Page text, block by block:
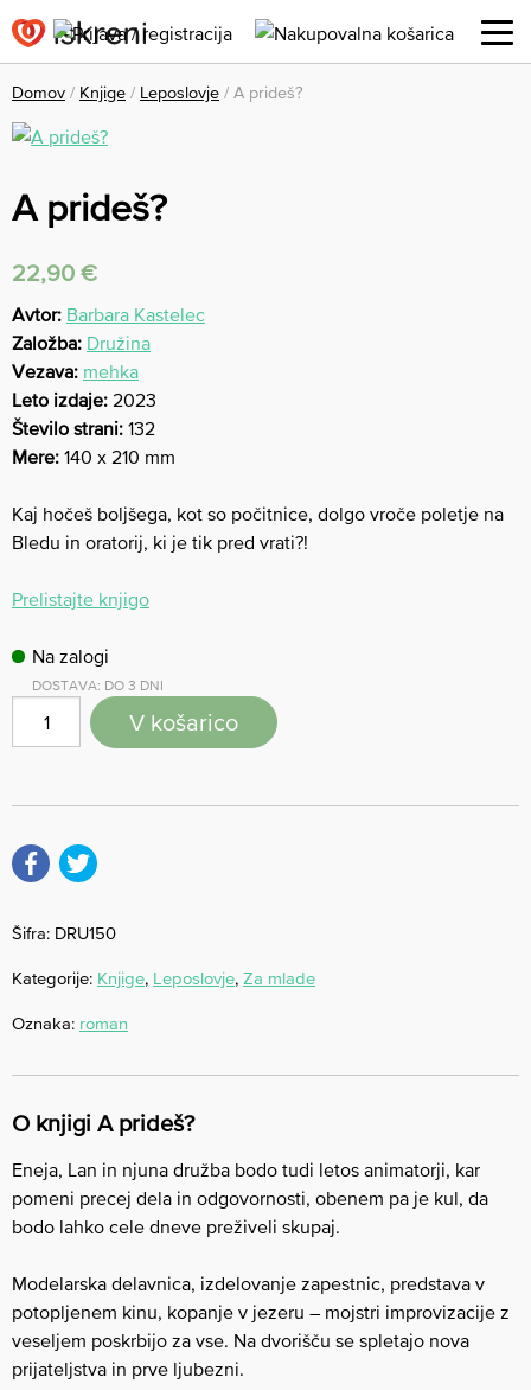
Domov / Knjige / Leposlovje / A prideš?
A prideš?
22,90 €
Avtor: Barbara Kastelec
Založba: Družina
Vezava: mehka
Leto izdaje: 2023
Število strani: 132
Mere: 140 x 210 mm
Kaj hočeš boljšega, kot so počitnice, dolgo vroče poletje na
Bledu in oratorij, ki je tik pred vrati?!
Prelistajte knjigo
Na zalogi
DOSTAVA: DO 3 DNI
V košarico
Šifra: DRU150
Kategorije: Knjige, Leposlovje, Za mlade
Oznaka: roman
O knjigi A prideš?
Eneja, Lan in njuna družba bodo tudi letos animatorji, kar
pomeni precej dela in odgovornosti, obenem pa je kul, da
bodo lahko cele dneve preživeli skupaj.
Modelarska delavnica, izdelovanje zapestnic, predstava v
potopljenem kinu, kopanje v jezeru – mojstri improvizacije z
veseljem poskrbijo za vse. Na dvorišču se spletajo nova
prijateljstva in prve ljubezni.